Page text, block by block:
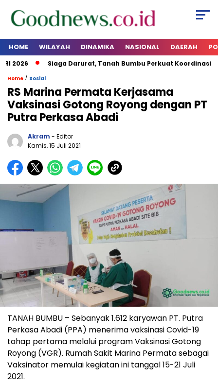
HOME WILAYAH DINAMIKA NASIONAL DAERAH
Siaga Darurat, Tanah Bumbu Perkuat Koordinasi
Home / Sosial
RS Marina Permata Kerjasama
Vaksinasi Gotong Royong dengan PT
Putra Perkasa Abadi
Akram - Editor
Kamis, 15 Juli 2021
TANAH BUMBU – Sebanyak 1.612 karyawan PT. Putra
Perkasa Abadi (PPA) menerima vaksinasi Covid-19
tahap pertama melalui program Vaksinasi Gotong
Royong (VGR). Rumah Sakit Marina Permata sebagai
Vaksinator memulai kegiatan ini tanggal 15-21 Juli
2021.